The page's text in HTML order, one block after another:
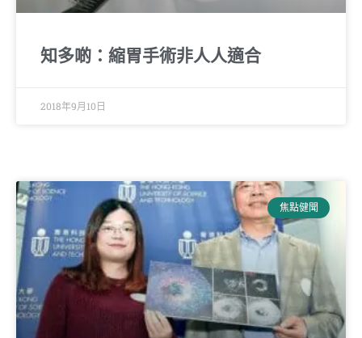
知多啲：縮胃手術非人人適合
2018年9月10日
焦點健聞